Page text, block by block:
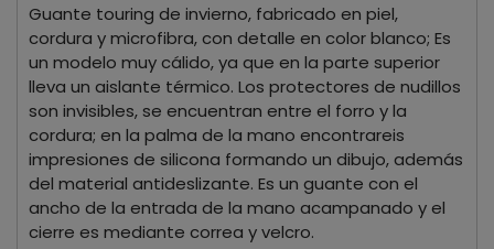
Guante touring de invierno, fabricado en piel,
cordura y microfibra, con detalle en color blanco; Es
un modelo muy cálido, ya que en la parte superior
lleva un aislante térmico. Los protectores de nudillos
son invisibles, se encuentran entre el forro y la
cordura; en la palma de la mano encontrareis
impresiones de silicona formando un dibujo, además
del material antideslizante. Es un guante con el
ancho de la entrada de la mano acampanado y el
cierre es mediante correa y velcro.